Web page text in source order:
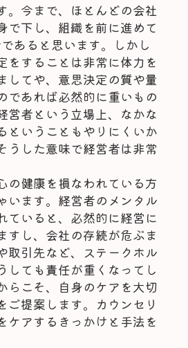
。今まで、ほとんどの会社
で下し、組織を前に進めて
あると思います。しかし
をすることは非常に体力を
してや、意思決定の質や量
であれば必然的に重いもの
営者という立場上、なかな
ということもやりにくいか
うした意味で経営者は非常
の健康を損なわれている方
います。経営者のメンタル
ていると、必然的に経営に
すし、会社の存続が危ぶま
取引先など、ステークホル
しても責任が重くなってし
らこそ、自身のケアを大切
ご提案します。カウンセリ
ケアするきっかけと手法を